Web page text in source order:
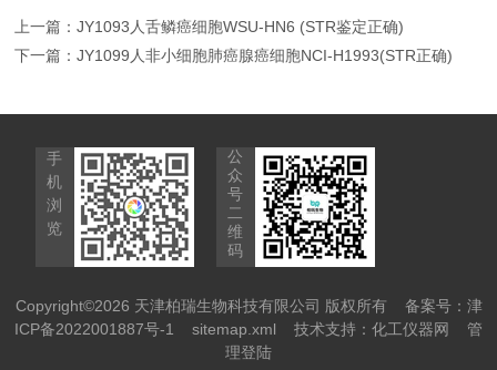
上一篇：JY1093人舌鳞癌细胞WSU-HN6 (STR鉴定正确)
下一篇：JY1099人非小细胞肺癌腺癌细胞NCI-H1993(STR正确)
手
机
浏
览
公
众
号
二
维
码
Copyright©2026 天津柏瑞生物科技有限公司 版权所有 备案号：津
ICP备2022001887号-1
sitemap.xml 技术支持： 化工仪器网
管
理登陆